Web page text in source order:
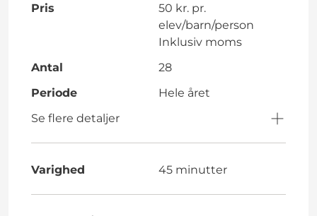
Pris
50 kr. pr.
elev/barn/person
Inklusiv moms
Antal
28
Periode
Hele året
Se flere detaljer
Varighed 45 minutter